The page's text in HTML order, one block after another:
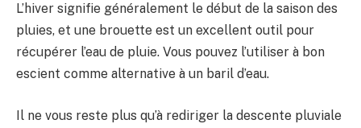
L’hiver signifie généralement le début de la saison des
pluies, et une brouette est un excellent outil pour
récupérer l’eau de pluie. Vous pouvez l’utiliser à bon
escient comme alternative à un baril d’eau.
Il ne vous reste plus qu’à rediriger la descente pluviale